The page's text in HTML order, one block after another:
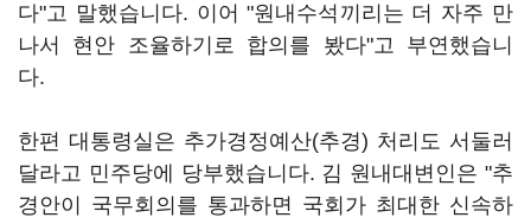
다"고 말했습니다. 이어 "원내수석끼리는 더 자주 만
나서 현안 조율하기로 합의를 봤다"고 부연했습니
다.
한편 대통령실은 추가경정예산(추경) 처리도 서둘러
달라고 민주당에 당부했습니다. 김 원내대변인은 "추
경안이 국무회의를 통과하면 국회가 최대한 신속하